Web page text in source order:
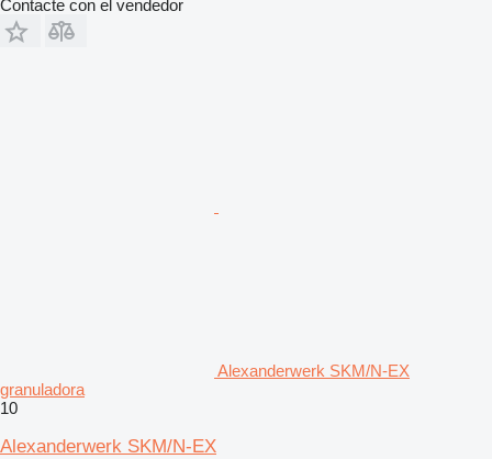
Contacte con el vendedor
Alexanderwerk SKM/N-EX
granuladora
10
Alexanderwerk SKM/N-EX